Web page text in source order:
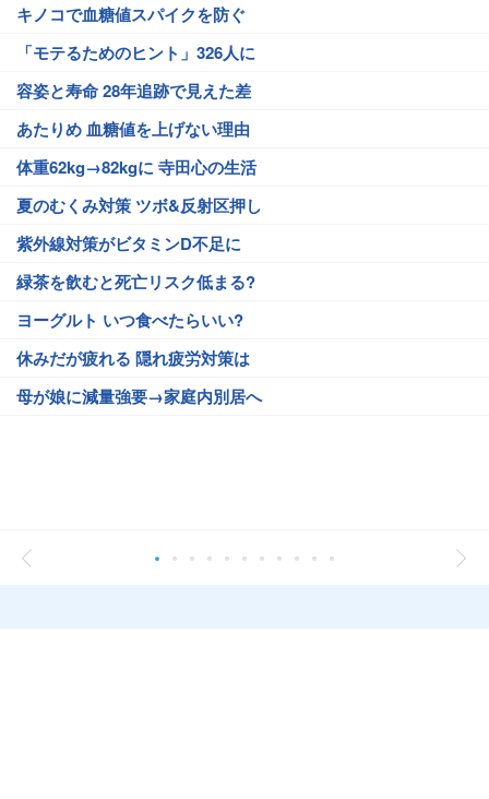
キノコで血糖値スパイクを防ぐ
「モテるためのヒント」326人に
容姿と寿命 28年追跡で見えた差
あたりめ 血糖値を上げない理由
体重62kg→82kgに 寺田心の生活
夏のむくみ対策 ツボ&反射区押し
紫外線対策がビタミンD不足に
緑茶を飲むと死亡リスク低まる?
ヨーグルト いつ食べたらいい?
休みだが疲れる 隠れ疲労対策は
母が娘に減量強要→家庭内別居へ